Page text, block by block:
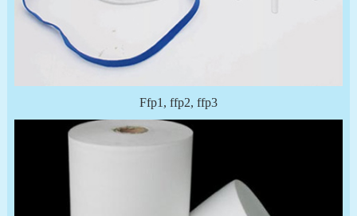
Ffp1, ffp2, ffp3